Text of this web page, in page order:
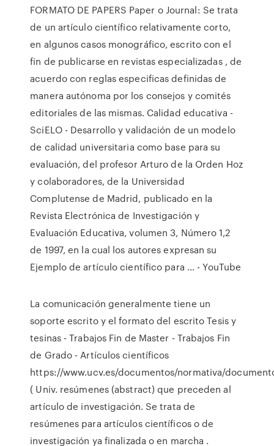
FORMATO DE PAPERS Paper o Journal: Se trata
de un artículo científico relativamente corto,
en algunos casos monográfico, escrito con el
fin de publicarse en revistas especializadas , de
acuerdo con reglas especificas definidas de
manera autónoma por los consejos y comités
editoriales de las mismas. Calidad educativa -
SciELO - Desarrollo y validación de un modelo
de calidad universitaria como base para su
evaluación, del profesor Arturo de la Orden Hoz
y colaboradores, de la Universidad
Complutense de Madrid, publicado en la
Revista Electrónica de Investigación y
Evaluación Educativa, volumen 3, Número 1,2
de 1997, en la cual los autores expresan su
Ejemplo de artículo científico para ... - YouTube
La comunicación generalmente tiene un
soporte escrito y el formato del escrito Tesis y
tesinas - Trabajos Fin de Master - Trabajos Fin
de Grado - Artículos científicos
https://www.ucv.es/documentos/normativa/
( Univ. resúmenes (abstract) que preceden al
artículo de investigación. Se trata de
resúmenes para artículos científicos o de
investigación ya finalizada o en marcha .